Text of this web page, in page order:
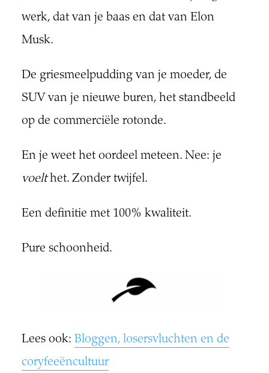
werk, dat van je baas en dat van Elon
Musk.
De griesmeelpudding van je moeder, de
SUV van je nieuwe buren, het standbeeld
op de commerciële rotonde.
En je weet het oordeel meteen. Nee: je
voelthet. Zonder twijfel.
Een definitie met 100% kwaliteit.
Pure schoonheid.
Lees ook: Bloggen, losersvluchten en de
coryfeeëncultuur